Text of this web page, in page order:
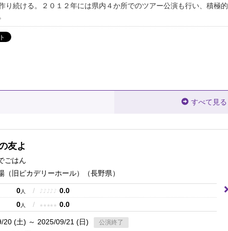
り続ける。２０１２年には県内４か所でのツアー公演も行い、積極的
すべて見る
友よ
ごはん
（旧ピカデリーホール）
（長野県）
0人 / ♪ ♪ ♪ ♪ ♪
0.0
0人 / ★ ★ ★ ★ ★ 0.0
20 (土) ～ 2025/09/21 (日) 公演終了